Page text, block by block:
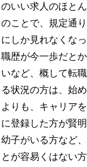
のいい求人のほと
のことで、規定通
にしか見れなくな
職歴が今一歩だと
いなど、概して転
る状況の方は、始
よりも、キャリア
に登録した方が賢明
幼子がいる方など
とが容易くはない